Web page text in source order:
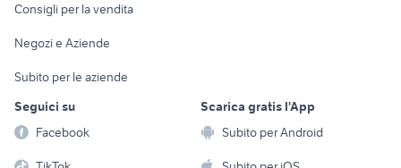
Fotografia
Telefonia
Biciclette
Consigli per la vendita
Negozi e Aziende
Subito per le aziende
Seguici su
Facebook
Scarica gratis l'App
Subito per Android